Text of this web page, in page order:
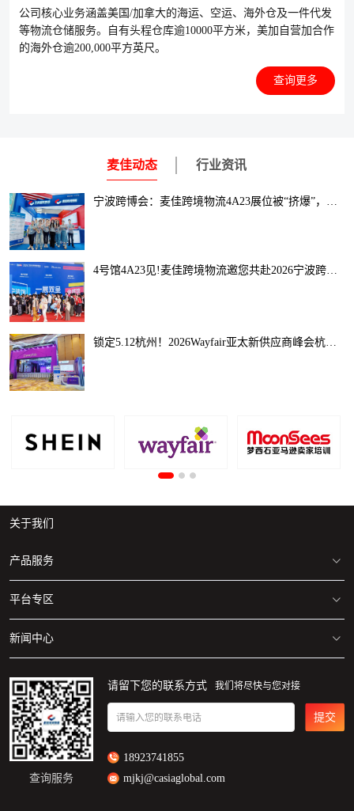
公司核心业务涵盖美国/加拿大的海运、空运、海外仓及一件代发
等物流仓储服务。自有头程仓库逾10000平方米，美加自营加合作
的海外仓逾200,000平方英尺。
查询更多
麦佳动态 行业资讯
宁波跨博会：麦佳跨境物流4A23展位被“挤爆”，数千卖家现场咨询！
4号馆4A23见!麦佳跨境物流邀您共赴2026宁波跨博会，解锁全球出海新通路
锁定5.12杭州！2026Wayfair亚太新供应商峰会杭州站启幕，助您抢占跨境家居千亿风口
关于我们
产品服务
美国/加拿大 海运专线
美国/加拿大 空运专线
自营海外仓
一件代发
平台专区
亚马逊仓库地址清单
美国/加拿大FBA仓库分布图
Walmart仓库地址分布图
新闻中心
麦佳动态
行业资讯
查询服务
请留下您的联系方式 我们将尽快与您对接
请输入您的联系电话 提交
18923741855
mjkj@casiaglobal.com